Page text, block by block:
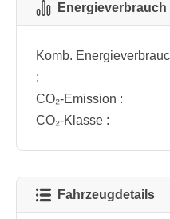
Komb.
:
CO₂-Emission :
CO₂-Klasse :
Fahrzeugdetails